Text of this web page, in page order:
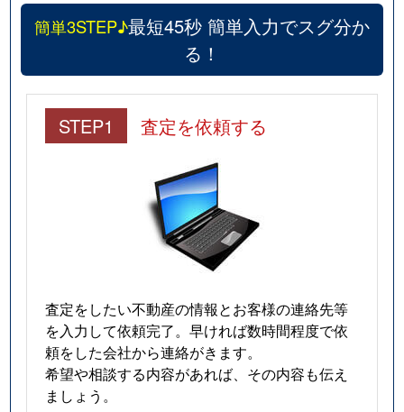
簡単3STEP♪最短45秒 簡単入力でスグ分か
る！
STEP1 査定を依頼する
査定をしたい不動産の情報とお客様の連絡先等
を入力して依頼完了。早ければ数時間程度で依
頼をした会社から連絡がきます。
希望や相談する内容があれば、その内容も伝え
ましょう。